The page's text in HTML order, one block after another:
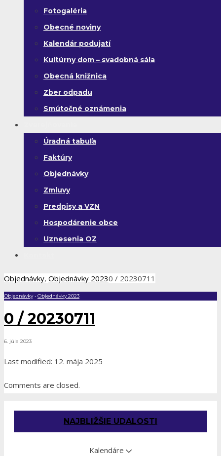
Fotogaléria
Obecné noviny
Kalendár podujatí
Kultúrny dom – svadobná sála
Obecná knižnica
Zber odpadu
Smútočné oznámenia
Úradná tabuľa
Faktúry
Objednávky
Zmluvy
Predpisy a VZN
Hospodárenie obce
Uznesenia OZ
Objednávky, Objednávky 20230 / 20230711
Objednávky• Objednávky 2023
0 / 20230711
6. júla 2023
Last modified: 12. mája 2025
Comments are closed.
NAJBLIŽŠIE UDALOSTI
Kalendáre